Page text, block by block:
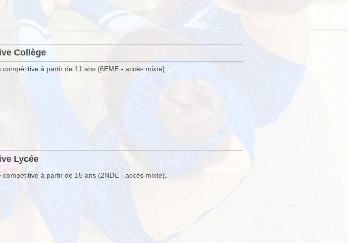
Collège
compétitive à partir de 11 ans (6EME - accès mixte).
Lycée
compétitive à partir de 15 ans (2NDE - accès mixte).